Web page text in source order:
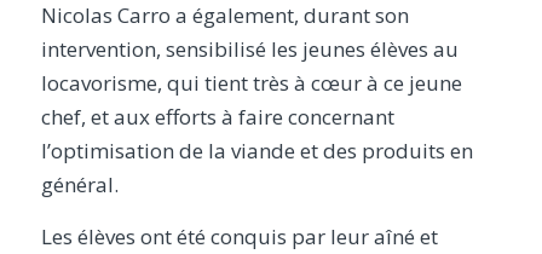
Nicolas Carro a également, durant son
intervention, sensibilisé les jeunes élèves au
locavorisme, qui tient très à cœur à ce jeune
chef, et aux efforts à faire concernant
l’optimisation de la viande et des produits en
général.
Les élèves ont été conquis par leur aîné et